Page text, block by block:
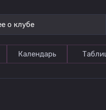
о клубе
Календарь